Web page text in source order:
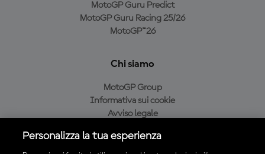
MotoGP Guru Predict
MotoGP Guru Racing 25/26
MotoGP™26
Chi siamo
MotoGP Group
Informativa sui cookie
Avviso legale
Condizioni di acquisto
Personalizza la tua esperienza